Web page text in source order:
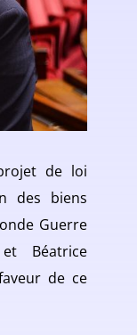
de loi
des biens
Guerre
Béatrice
de ce